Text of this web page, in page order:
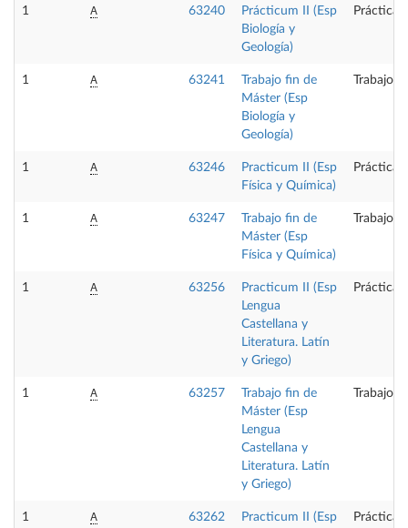
1 A 63240
Prácticum II (Esp
Biología y
Geología)
1 A 63241
Trabajo fin de
Máster (Esp
Biología y
Geología)
Trabajo
1 A 63246
Practicum II (Esp
Física y Química)
1 A 63247
Trabajo fin de
Máster (Esp
Física y Química)
Trabajo
1 A 63256
Practicum II (Esp
Lengua
Castellana y
Literatura. Latín
y Griego)
1 A 63257
Trabajo fin de
Máster (Esp
Lengua
Castellana y
Literatura. Latín
y Griego)
Trabajo
1 A 63262 Practicum II (Esp